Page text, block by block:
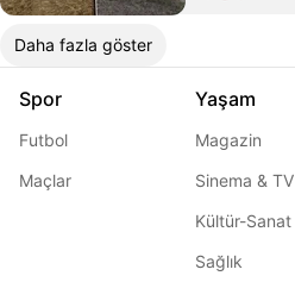
Daha fazla göster
Spor
Futbol
Maçlar
Yaşam
Magazin
Sinema & TV
Kültür-Sanat
Sağlık